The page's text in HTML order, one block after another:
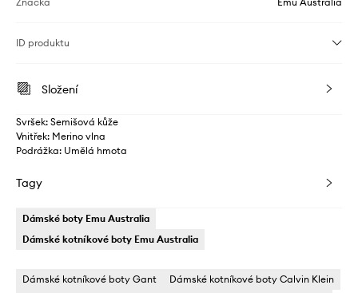
ID produktu
Složení
Svršek: Semišová kůže
Vnitřek: Merino vlna
Podrážka: Umělá hmota
Tagy
Dámské boty Emu Australia
Dámské kotníkové boty Emu Australia
Dámské kotníkové boty Gant
Dámské kotníkové boty Calvin Klein